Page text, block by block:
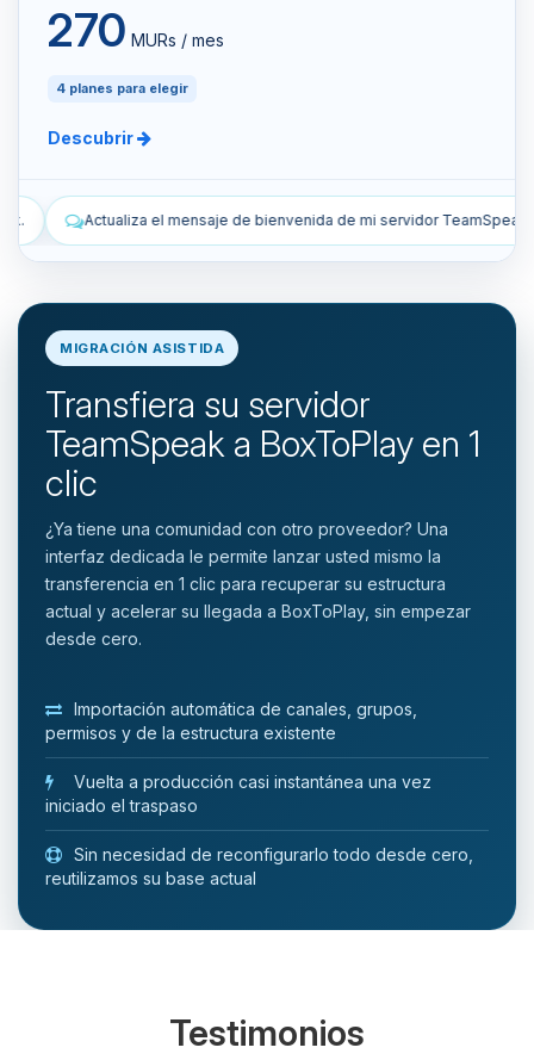
270 MURs / mes
4 planes para elegir
Descubrir
de mi servidor TeamSpeak. Lista los snapshots
MIGRACIÓN ASISTIDA
Transfiera su servidor
TeamSpeak a BoxToPlay en 1
clic
¿Ya tiene una comunidad con otro proveedor? Una
interfaz dedicada le permite lanzar usted mismo la
transferencia en 1 clic para recuperar su estructura
actual y acelerar su llegada a BoxToPlay, sin empezar
desde cero.
Importación automática de canales, grupos,
permisos y de la estructura existente
Vuelta a producción casi instantánea una vez
iniciado el traspaso
Sin necesidad de reconfigurarlo todo desde cero,
reutilizamos su base actual
Testimonios